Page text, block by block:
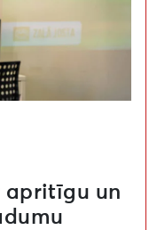
apritīgu un